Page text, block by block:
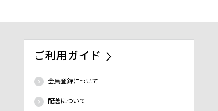
ご利用ガイド
会員登録について
配送について